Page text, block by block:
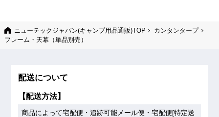
ニューテックジャパン(キャンプ用品通販)TOP
カンタンタープ
フレーム・天幕（単品別売）
配送について
【配送方法】
商品によって宅配便・追跡可能メール便・宅配便[特定送